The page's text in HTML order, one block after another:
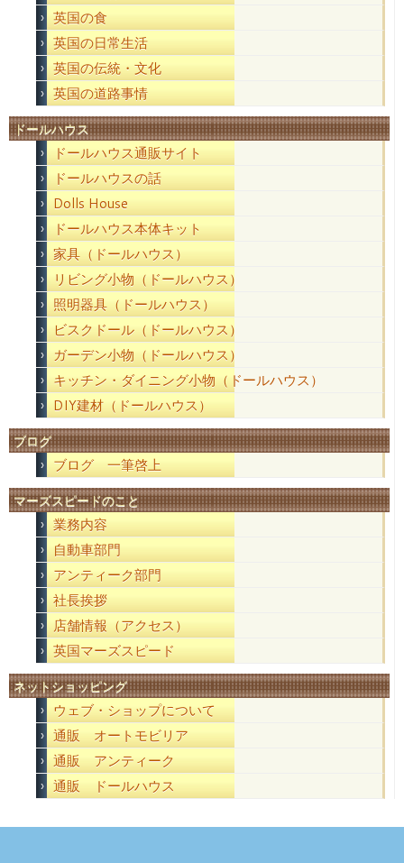
英国の食
英国の日常生活
英国の伝統・文化
英国の道路事情
ドールハウス
ドールハウス通販サイト
ドールハウスの話
Dolls House
ドールハウス本体キット
家具（ドールハウス）
リビング小物（ドールハウス）
照明器具（ドールハウス）
ビスクドール（ドールハウス）
ガーデン小物（ドールハウス）
キッチン・ダイニング小物（ドールハウス）
DIY建材（ドールハウス）
ブログ
ブログ 一筆啓上
マーズスピードのこと
業務内容
自動車部門
アンティーク部門
社長挨拶
店舗情報（アクセス）
英国マーズスピード
ネットショッピング
ウェブ・ショップについて
通販 オートモビリア
通販 アンティーク
通販 ドールハウス